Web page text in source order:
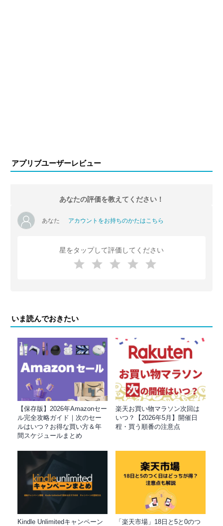
アプリブユーザーレビュー
あなたの評価を教えてください！
あなた アカウントをお持ちのかたはこちら
星をタップして評価してください
いま読んでおきたい
【保存版】2026年Amazonセー
ル完全攻略ガイド｜次のセー
ルはいつ？お得な買い方＆年
間スケジュールまとめ
楽天お買い物マラソン次回は
いつ？【2026年5月】開催日
程・買う順番の注意点
Kindle Unlimitedキャンペーン
「楽天市場」18日と5と0のつ